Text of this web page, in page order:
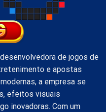
de jogos de
e apostas
a empresa se
efeitos visuais
inovadoras. Com um